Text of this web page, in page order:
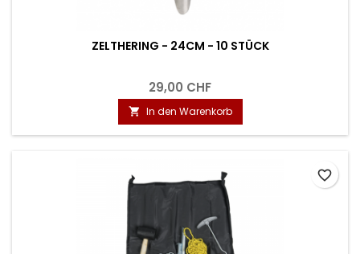
ZELTHERING - 24CM - 10 STÜCK
29,00 CHF
 In den Warenkorb
favorite_border